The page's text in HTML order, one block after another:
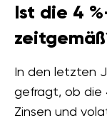
Ist die 4
In den letzten
gefragt, ob die
Zinsen und